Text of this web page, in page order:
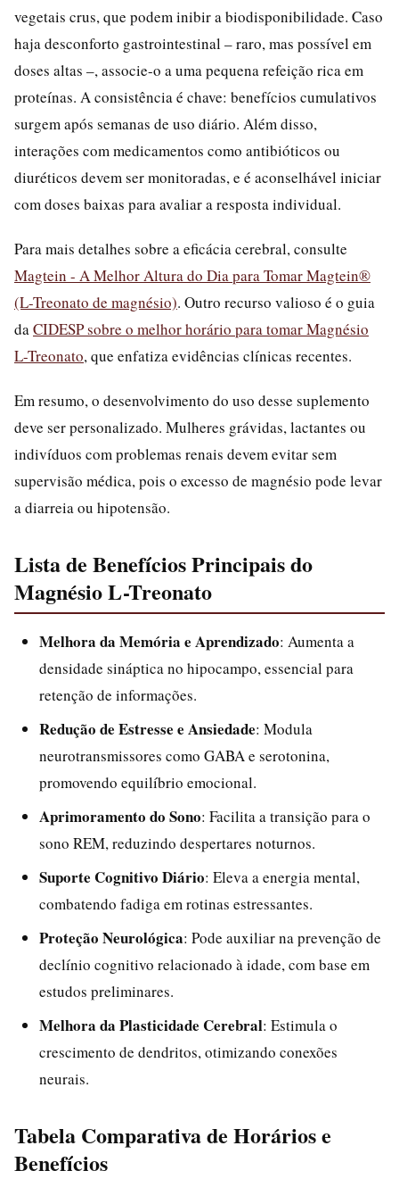
vegetais crus, que podem inibir a biodisponibilidade. Caso
haja desconforto gastrointestinal – raro, mas possível em
doses altas –, associe-o a uma pequena refeição rica em
proteínas. A consistência é chave: benefícios cumulativos
surgem após semanas de uso diário. Além disso,
interações com medicamentos como antibióticos ou
diuréticos devem ser monitoradas, e é aconselhável iniciar
com doses baixas para avaliar a resposta individual.
Para mais detalhes sobre a eficácia cerebral, consulte
Magtein - A Melhor Altura do Dia para Tomar Magtein®
(L-Treonato de magnésio). Outro recurso valioso é o guia
daCIDESP sobre o melhor horário para tomar Magnésio
L-Treonato, que enfatiza evidências clínicas recentes.
Em resumo, o desenvolvimento do uso desse suplemento
deve ser personalizado. Mulheres grávidas, lactantes ou
indivíduos com problemas renais devem evitar sem
supervisão médica, pois o excesso de magnésio pode levar
a diarreia ou hipotensão.
Lista de Benefícios Principais do
Magnésio L-Treonato
Melhora da Memória e Aprendizado: Aumenta a
densidade sináptica no hipocampo, essencial para
retenção de informações.
Redução de Estresse e Ansiedade: Modula
neurotransmissores como GABA e serotonina,
promovendo equilíbrio emocional.
Aprimoramento do Sono: Facilita a transição para o
sono REM, reduzindo despertares noturnos.
Suporte Cognitivo Diário: Eleva a energia mental,
combatendo fadiga em rotinas estressantes.
Proteção Neurológica: Pode auxiliar na prevenção de
declínio cognitivo relacionado à idade, com base em
estudos preliminares.
Melhora da Plasticidade Cerebral: Estimula o
crescimento de dendritos, otimizando conexões
neurais.
Tabela Comparativa de Horários e
Benefícios